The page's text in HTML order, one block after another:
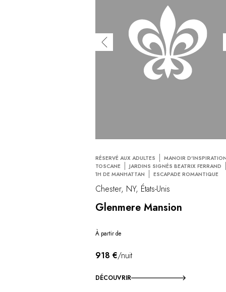
RÉSERVÉ AUX ADULTES
MANOIR
TOSCANE
JARDINS SIGNÉS BEATRIX FERRAND
1H DE MANHATTAN
ESCAPADE ROMANTIQUE
Chester, NY, États-Unis
Glenmere Mansion
À partir de
918 €/nuit
DÉCOUVRIR